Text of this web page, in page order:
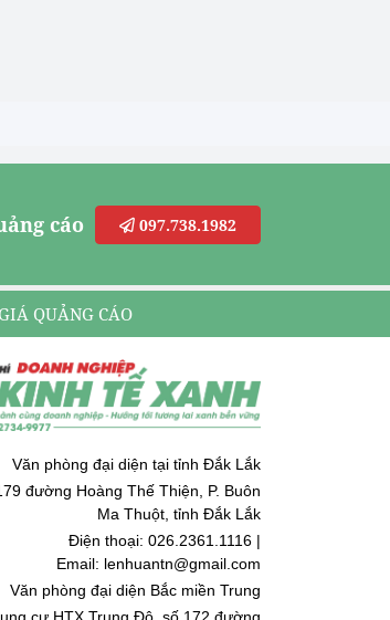
cáo 097.738.1982
QUẢNG CÁO
Văn phòng đại diện tại tỉnh Đắk Lắk
đường Hoàng Thế Thiện, P. Buôn
Ma Thuột, tỉnh Đắk Lắk
Điện thoại: 026.2361.1116 |
Email: lenhuantn@gmail.com
Văn phòng đại diện Bắc miền Trung